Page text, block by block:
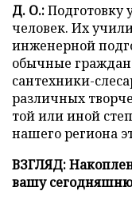
Д. О.:Подготовку
человек. Их
инженерной
обычные
сантехники-
различных
той или иной
нашего региона
ВЗГЛЯД:
вашу